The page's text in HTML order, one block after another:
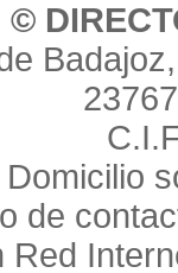
©
Domicilio
de